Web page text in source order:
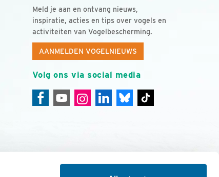
Meld je aan en ontvang nieuws,
inspiratie, acties en tips over vogels en
activiteiten van Vogelbescherming.
AANMELDEN VOGELNIEUWS
Volg ons via social media